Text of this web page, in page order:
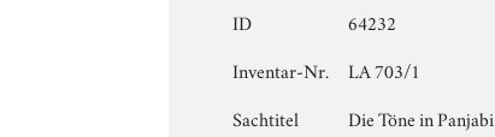
ID
64232
Inventar-Nr.
LA 703/1
Sachtitel
Die Töne in Panjabi